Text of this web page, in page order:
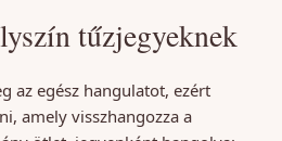
tűzjegyeknek
az egész hangulatot, ezért
amely visszhangozza a